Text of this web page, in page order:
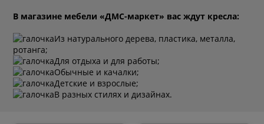
В магазине мебели «ДМС-маркет» вас ждут кресла:
Из натурального дерева, пластика, металла,
ротанга;
Для отдыха и для работы;
Обычные и качалки;
Детские и взрослые;
В разных стилях и дизайнах.